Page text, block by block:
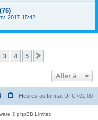
2017 15:42
3 4 5
Aller à
Heures au format UTC+01:00
© phpBB Limited